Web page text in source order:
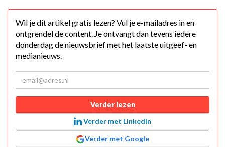
Wil je dit artikel gratis lezen? Vul je e-mailadres in en
ontgrendel de content. Je ontvangt dan tevens iedere
donderdag de nieuwsbrief met het laatste uitgeef- en
medianieuws.
Verder lezen
Verder met LinkedIn
Verder met Google